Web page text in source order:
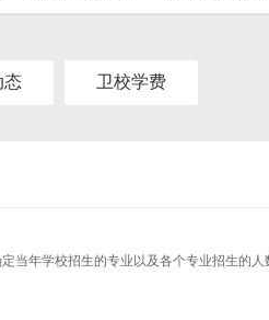
态 卫校学费
当年学校招生的专业以及各个专业招生的人